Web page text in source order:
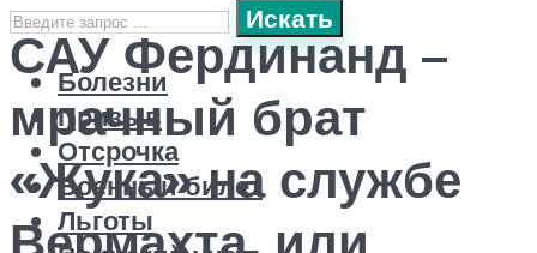
Искать
Болезни
Призыв
Отсрочка
Военный билет
Льготы
САУ Фердинанд –
мрачный брат
«Жука» на службе